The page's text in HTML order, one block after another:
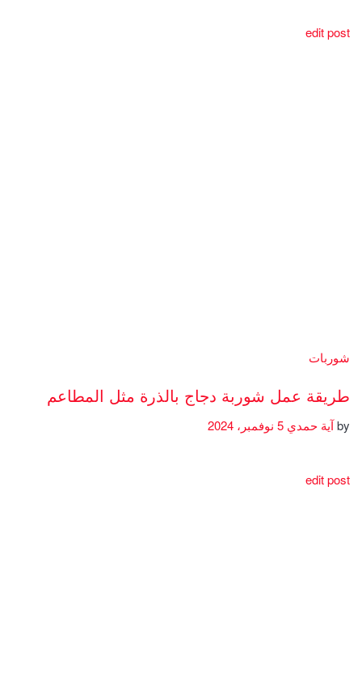
edit post
شوربات
طريقة عمل شوربة دجاج بالذرة مثل المطاعم
byآية حمدي
edit post